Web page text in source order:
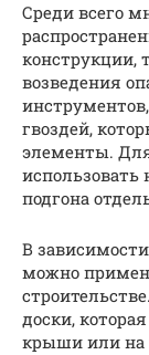
Среди всего
конструкции,
возведения
гвоздей,
элементы.
использовать
подгона
В
можно
доски,
крыши или на